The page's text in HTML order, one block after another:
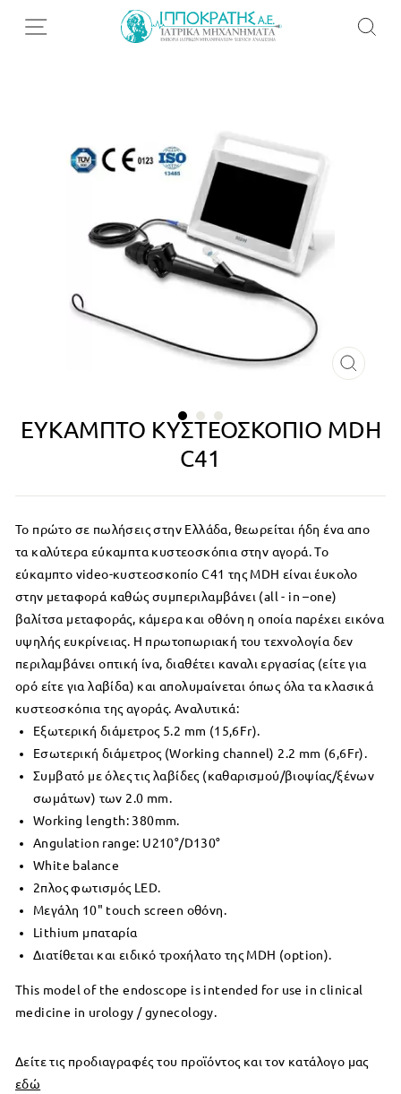
ΕΎΚΑΜΠΤΟ ΚΥΣΤΕΟΣΚΌΠΙΟ MDH
C41
Το πρώτο σε πωλήσεις στην Ελλάδα, θεωρείται ήδη ένα απο
τα καλύτερα εύκαμπτα κυστεοσκόπια στην αγορά. Το
εύκαμπτο video-κυστεοσκοπίο C41 της MDH είναι έυκολο
στην μεταφορά καθώς συμπεριλαμβάνει (all - in –one)
βαλίτσα μεταφοράς, κάμερα και οθόνη η οποία παρέχει εικόνα
υψηλής ευκρίνειας. Η πρωτοπωριακή του τεχνολογία δεν
περιλαμβάνει οπτική ίνα, διαθέτει καναλι εργασίας (είτε για
ορό είτε για λαβίδα) και απολυμαίνεται όπως όλα τα κλασικά
κυστεοσκόπια της αγοράς. Αναλυτικά:
Εξωτερική διάμετρος 5.2 mm (15,6Fr).
Εσωτερική διάμετρος (Working channel) 2.2 mm (6,6Fr).
Συμβατό με όλες τις λαβίδες (καθαρισμού/βιοψίας/ξένων
σωμάτων) των 2.0 mm.
Working length: 380mm.
Angulation range: U210°/D130°
White balance
2πλος φωτισμός LED.
Μεγάλη 10" touch screen οθόνη.
Lithium μπαταρία
Διατίθεται και ειδικό τροχήλατο της MDH (option).
This model of the endoscope is intended for use in clinical
medicine in urology / gynecology.
Δείτε τις προδιαγραφές του προϊόντος και τον κατάλογο μας
εδώ